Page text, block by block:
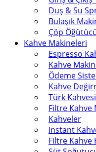
Duş & Su
Bulaşık
Çöp
Kahve Makineleri
Espresso
Kahve
Ödeme
Kahve
Türk
Filtre Kahve
Kahveler
Instant
Filtre Kahve